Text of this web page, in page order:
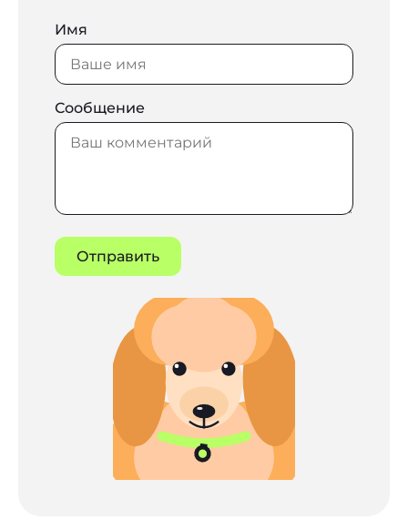
Имя
Сообщение
Отправить